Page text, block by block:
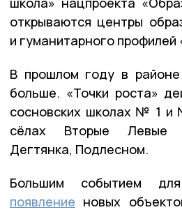
открываются центры
и гуманитарного профилей
В прошлом году в
больше. «Точки роста»
сосновских школах № 1 и
сёлах Вторые Левые
Дегтянка, Подлесном.
Большим событием
появление новых